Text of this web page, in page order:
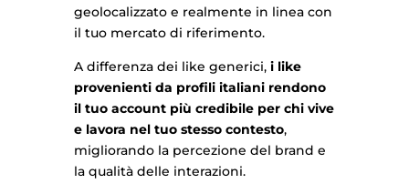
geolocalizzato e realmente in linea con
il tuo mercato di riferimento.
A differenza dei like generici, i like
provenienti da profili italiani rendono
il tuo account più credibile per chi vive
e lavora nel tuo stesso contesto,
migliorando la percezione del brand e
la qualità delle interazioni.